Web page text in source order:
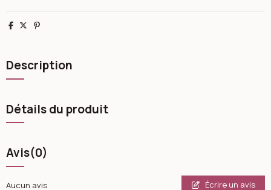
Partager
TweetPinterest
Description
Détails du produit
Avis(0)
Aucun avis Écrire un avis